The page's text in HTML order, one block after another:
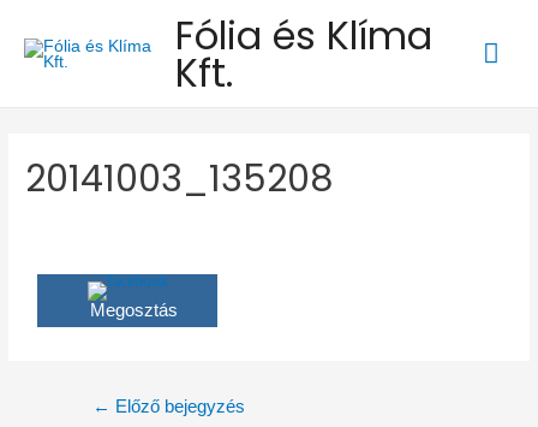
Fólia és Klíma
Kft.
20141003_135208
Megosztás
Bejegyzés
← Előző bejegyzés